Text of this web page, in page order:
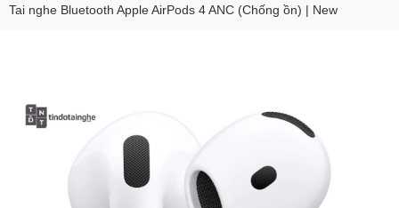
Tai nghe Bluetooth Apple AirPods 4 ANC (Chống ồn) | New